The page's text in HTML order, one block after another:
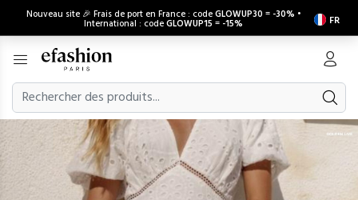
Nouveau site 🎉 Frais de port en France : codeGLOWUP30 = -30% •
International : codeGLOWUP15 = -15% FR